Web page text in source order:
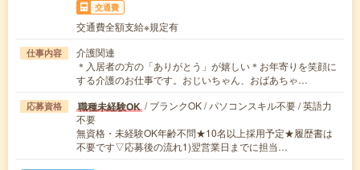
交通費
交通費全額支給※規定有
仕事内容
介護関連
＊入居者の方の「ありがとう」が嬉しい＊お年寄りを笑顔に
する介護のお仕事です。おじいちゃん、おばあちゃ…
応募資格 職種未経験OK / ブランクOK / パソコンスキル不要 / 英語力
不要
無資格・未経験OK年齢不問★10名以上採用予定★履歴書は
不要です▽応募後の流れ1)翌営業日までに担当…